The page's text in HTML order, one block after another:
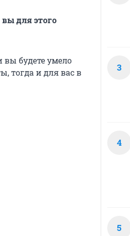
для этого
вы будете умело
тогда и для вас в
3
4
5